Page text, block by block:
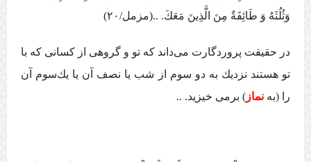
وَثُلُثَهُ وَ طَائِفَةٌ مِنَ الَّذِينَ مَعَكَ. ..(مزمل/۲۰)
در حقيقت پروردگارت می‏‌داند كه تو و گروهی از كسانی كه با
تو هستند نزديك به دو سوم از شب يا نصف آن يا يك‌سوم آن
را (به نماز ) برمی ‏خيزيد. ..